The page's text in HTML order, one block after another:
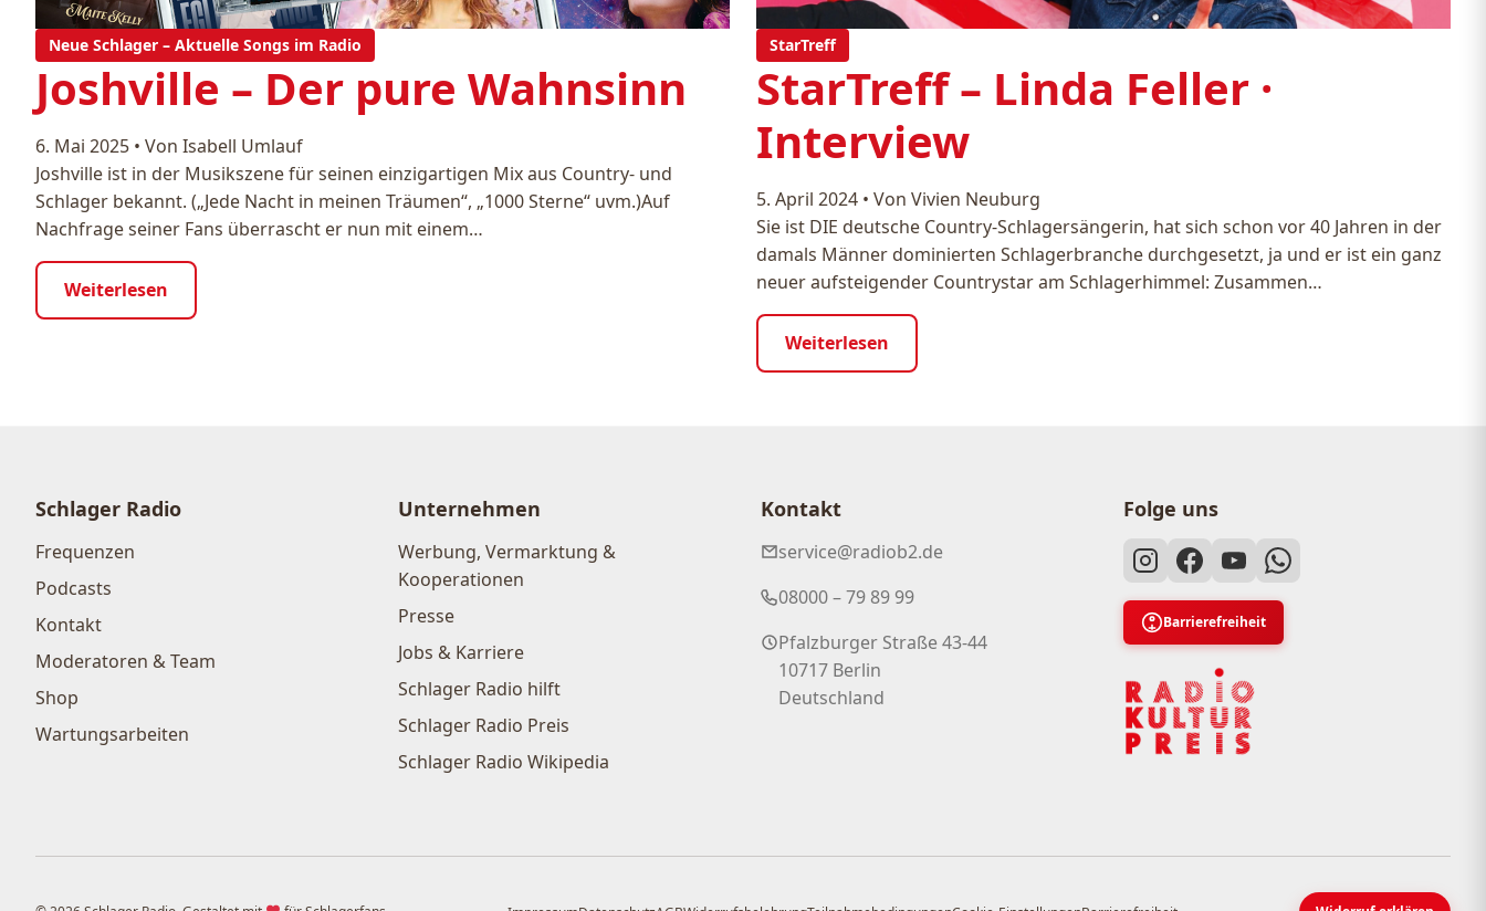
Neue Schlager – Aktuelle Songs im Radio
Joshville – Der pure Wahnsinn
6. Mai 2025 • Von Isabell Umlauf
Joshville ist in der Musikszene für seinen einzigartigen Mix aus Country- und
Schlager bekannt. („Jede Nacht in meinen Träumen“, „1000 Sterne“ uvm.)Auf
Nachfrage seiner Fans überrascht er nun mit einem…
Weiterlesen
StarTreff
StarTreff – Linda Feller ·
Interview
5. April 2024 • Von Vivien Neuburg
Sie ist DIE deutsche Country-Schlagersängerin, hat sich schon vor 40 Jahren in der
damals Männer dominierten Schlagerbranche durchgesetzt, ja und er ist ein ganz
neuer aufsteigender Countrystar am Schlagerhimmel: Zusammen…
Weiterlesen
Schlager Radio
Frequenzen
Podcasts
Kontakt
Moderatoren & Team
Shop
Wartungsarbeiten
Unternehmen
Werbung, Vermarktung &
Kooperationen
Presse
Jobs & Karriere
Schlager Radio hilft
Schlager Radio Preis
Schlager Radio Wikipedia
Kontakt
service@radiob2.de
08000 – 79 89 99
Pfalzburger Straße 43-44
10717 Berlin
Deutschland
Folge uns
Barrierefreiheit